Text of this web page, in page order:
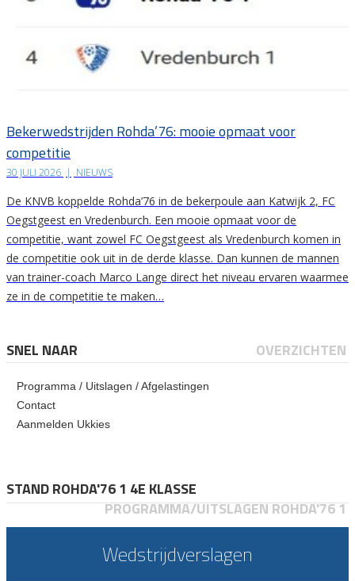
Bekerwedstrijden Rohda’76: mooie opmaat voor
competitie
30 JULI 2026 | NIEUWS
De KNVB koppelde Rohda’76 in de bekerpoule aan Katwijk 2, FC
Oegstgeest en Vredenburch. Een mooie opmaat voor de
competitie, want zowel FC Oegstgeest als Vredenburch komen in
de competitie ook uit in de derde klasse. Dan kunnen de mannen
van trainer-coach Marco Lange direct het niveau ervaren waarmee
ze in de competitie te maken…
SNEL NAAR OVERZICHTEN
Programma / Uitslagen / Afgelastingen
Contact
Aanmelden Ukkies
STAND ROHDA'76 1 4E KLASSE
PROGRAMMA/UITSLAGEN ROHDA'76 1
Wedstrijdverslagen